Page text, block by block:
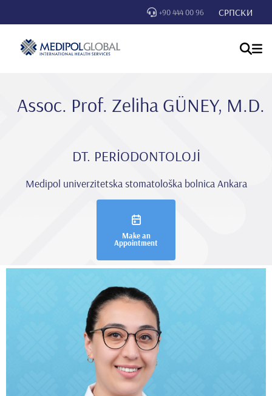
+90 444 00 96 СРПСКИ
Assoc. Prof. Zeli̇ha GÜNEY, M.D.
DT. PERİODONTOLOJİ
Medipol univerzitetska stomatološka bolnica Ankara
Make an
Appointment